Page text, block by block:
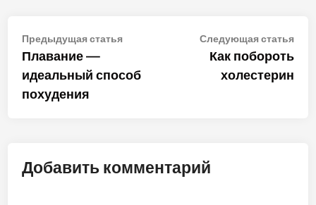
Навигация
по
записям
Предыдущая статьяПредыдущая
Плавание —
идеальный способ
похудения
Следующая статья
Как побороть
холестерин
Добавить комментарий